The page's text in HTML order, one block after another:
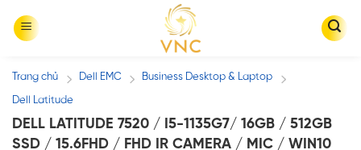
Trang chủ / Dell EMC / Business Desktop & Laptop /
Dell Latitude
DELL LATITUDE 7520 / I5-1135G7/ 16GB / 512GB
SSD / 15.6FHD / FHD IR CAMERA / MIC / WIN10